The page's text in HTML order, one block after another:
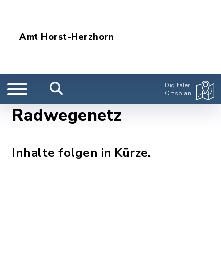
Amt Horst-Herzhorn
Digitaler
Ortsplan
Radwegenetz
Inhalte folgen in Kürze.